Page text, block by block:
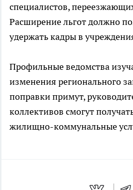
специалистов,
Расширение льгот должно
удержать кадры в
Профильные ведомства
изменения регионального
поправки примут,
коллективов смогут
жилищно-коммунальные